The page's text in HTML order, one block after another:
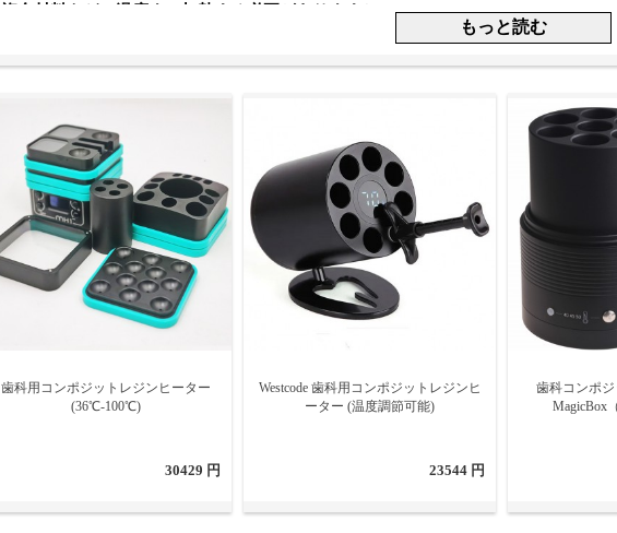
複合材料をどの温度まで加熱する必要がありますか?
複合材料は通常、50～70°C (健康な歯と歯茎が日常的に熱い食べ物や液体に耐えられる範囲) の
始め、残りの時間も冷やし続けます。
歯科用コンポジットレジンヒーター
(36℃-100℃)
30429 円
Westcode 歯科用コンポジットレジンヒ
ーター (温度調節可能)
23544 円
歯科コンポ
MagicBox